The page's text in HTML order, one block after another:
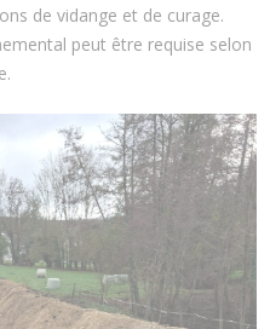
de vidange et de curage.
peut être requise selon